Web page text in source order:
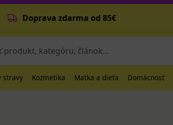
Doprava zdarma od 85€
stravy Kozmetika Matka a dieťa Domácnosť